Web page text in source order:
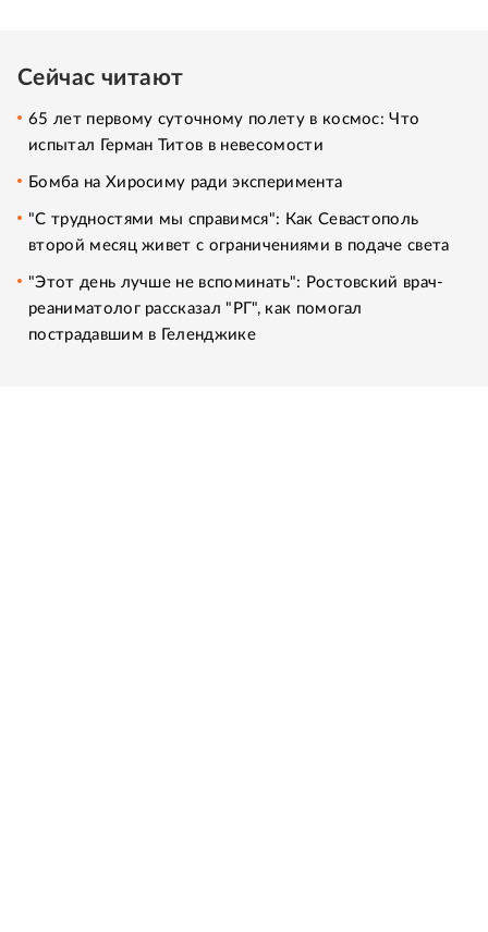
Сейчас читают
65 лет первому суточному полету в космос: Что
испытал Герман Титов в невесомости
Бомба на Хиросиму ради эксперимента
"С трудностями мы справимся": Как Севастополь
второй месяц живет с ограничениями в подаче света
"Этот день лучше не вспоминать": Ростовский врач-
реаниматолог рассказал "РГ", как помогал
пострадавшим в Геленджике